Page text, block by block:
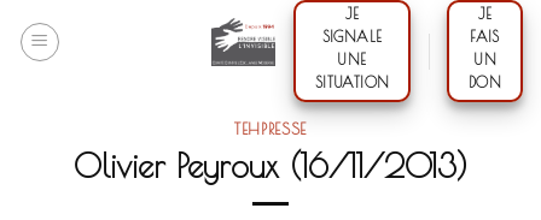
JE
SIGNALE
UNE
SITUATION
JE
FAIS
UN
DON
TEHPRESSE
Olivier Peyroux (16/11/2013)